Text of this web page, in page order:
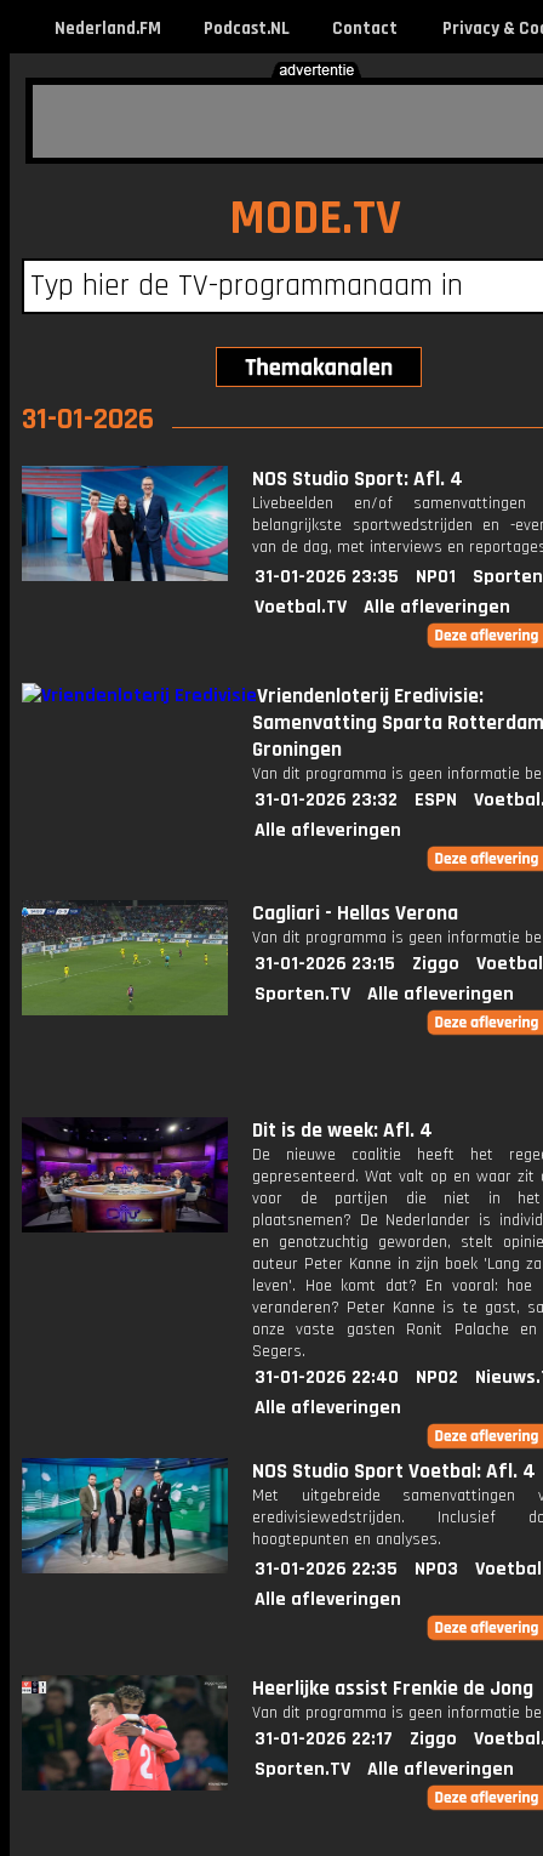
Nederland.FM Podcast.NL Contact Privacy &
MODE.TV
31-01-2026
NOS Studio Sport: Afl. 4
Livebeelden en/of
belangrijkste sportwedstrijden en -
van de dag, met interviews en
31-01-2026 23:35 NPO1
Voetbal.TV
Alle afleveringen
Vriendenloterij Eredivisie:
Samenvatting Sparta
Groningen
Van dit programma is geen informatie
31-01-2026 23:32 ESPN
Alle afleveringen
Cagliari - Hellas Verona
Van dit programma is geen informatie
31-01-2026 23:15 Ziggo
Sporten.TV
Alle afleveringen
Dit is de week: Afl. 4
De nieuwe coalitie heeft het
gepresenteerd. Wat valt op en waar zit
voor de partijen die niet in het
plaatsnemen? De Nederlander is
en genotzuchtig geworden, stelt
auteur Peter Kanne in zijn boek 'Lang
leven'. Hoe komt dat? En vooral:
veranderen? Peter Kanne is te gast,
onze vaste gasten Ronit Palache en
Segers.
31-01-2026 22:40 NPO2
Alle afleveringen
NOS Studio Sport Voetbal: Afl. 4
Met uitgebreide samenvattingen
eredivisiewedstrijden. Inclusief
hoogtepunten en analyses.
31-01-2026 22:35 NPO3
Alle afleveringen
Heerlijke assist Frenkie de Jong
Van dit programma is geen informatie
31-01-2026 22:17 Ziggo
Sporten.TV
Alle afleveringen